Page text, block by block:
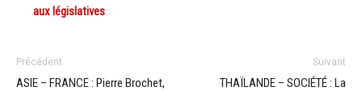
aux législatives
Précédent
ASIE – FRANCE : Pierre Brochet,
Suivant
THAÏLANDE – SOCIÉTÉ : La